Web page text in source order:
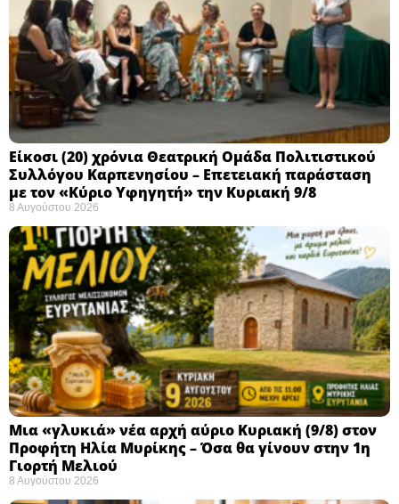
Eίκοσι (20) χρόνια Θεατρική Ομάδα Πολιτιστικού
Συλλόγου Καρπενησίου – Επετειακή παράσταση
με τον «Κύριο Υφηγητή» την Κυριακή 9/8
8 Αυγούστου 2026
Μια «γλυκιά» νέα αρχή αύριο Κυριακή (9/8) στον
Προφήτη Ηλία Μυρίκης – Όσα θα γίνουν στην 1η
Γιορτή Μελιού
8 Αυγούστου 2026